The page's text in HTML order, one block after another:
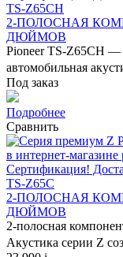
TS-Z65CH
2-ПОЛОСНАЯ
ДЮЙМОВ
Pioneer TS-Z65CH —
автомобильная
Под заказ
Подробнее
Сравнить
TS-Z65C
2-ПОЛОСНАЯ
ДЮЙМОВ
2-полосная
Акустика серии Z